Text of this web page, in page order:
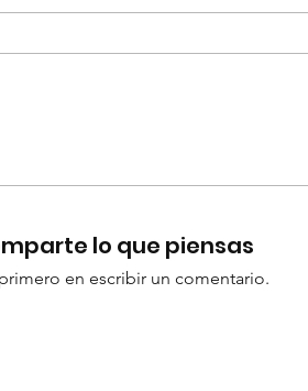
lo que piensas
en escribir un comentario.